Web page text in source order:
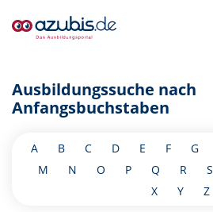
Ausbildungssuche nach
Anfangsbuchstaben
A B C D E F G
M
N O P Q R S
X
Y Z